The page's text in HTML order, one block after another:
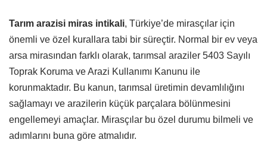
Tarım arazisi miras intikali, Türkiye’de mirasçılar için
önemli ve özel kurallara tabi bir süreçtir. Normal bir ev veya
arsa mirasından farklı olarak, tarımsal araziler 5403 Sayılı
Toprak Koruma ve Arazi Kullanımı Kanunu ile
korunmaktadır. Bu kanun, tarımsal üretimin devamlılığını
sağlamayı ve arazilerin küçük parçalara bölünmesini
engellemeyi amaçlar. Mirasçılar bu özel durumu bilmeli ve
adımlarını buna göre atmalıdır.